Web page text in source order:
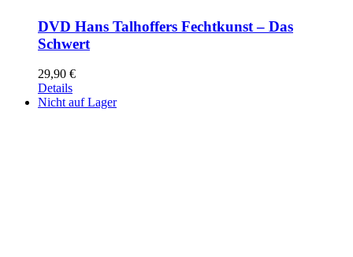
DVD Hans Talhoffers Fechtkunst – Das
Schwert
29,90 €
Details
Nicht auf Lager